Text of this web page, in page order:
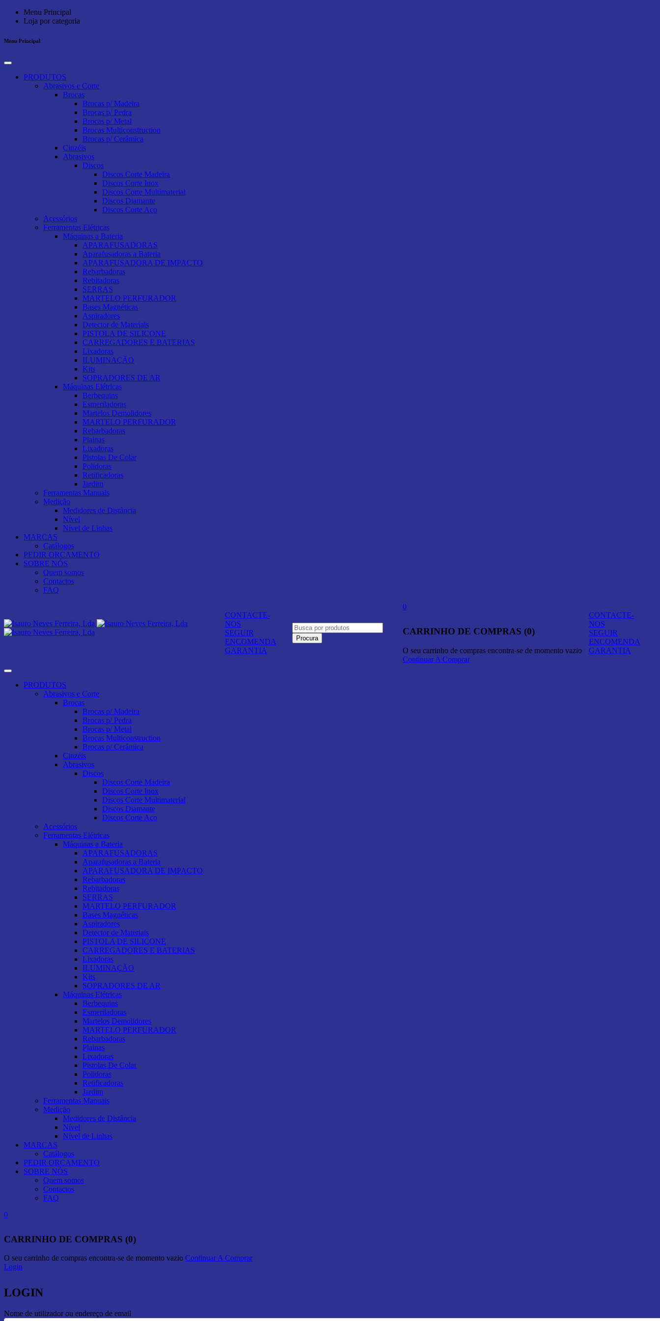
Menu Principal
Loja por categoria
Menu Principal
PRODUTOS
Abrasivos e Corte
Brocas
Brocas p/ Madeira
Brocas p/ Pedra
Brocas p/ Metal
Brocas Multiconstruction
Brocas p/ Cerâmica
Cinzéis
Abrasivos
Discos
Discos Corte Madeira
Discos Corte Inox
Discos Corte Multimaterial
Discos Diamante
Discos Corte Aço
Acessórios
Ferramentas Elétricas
Máquinas a Bateria
APARAFUSADORAS
Aparafusadoras a Bateria
APARAFUSADORA DE IMPACTO
Rebarbadoras
Rebitadoras
SERRAS
MARTELO PERFURADOR
Bases Magnéticas
Aspiradores
Detector de Materiais
PISTOLA DE SILICONE
CARREGADORES E BATERIAS
Lixadoras
ILUMINAÇÃO
Kits
SOPRADORES DE AR
Máquinas Elétricas
Berbequins
Esmeriladoras
Martelos Demolidores
MARTELO PERFURADOR
Rebarbadoras
Plainas
Lixadoras
Pistolas De Colar
Polidoras
Retificadoras
Jardim
Ferramentas Manuais
Medição
Medidores de Distância
Nível
Nível de Linhas
MARCAS
Catálogos
PEDIR ORÇAMENTO
SOBRE NÓS
Quem somos
Contactos
FAQ
CONTACTE-
NOS
SEGUIR
ENCOMENDA
GARANTIA
0
CARRINHO DE COMPRAS (0)
O seu carrinho de compras encontra-se de momento vazio
Continuar A Comprar
CONTACTE-
NOS
SEGUIR
ENCOMENDA
GARANTIA
PRODUTOS
Abrasivos e Corte
Brocas
Brocas p/ Madeira
Brocas p/ Pedra
Brocas p/ Metal
Brocas Multiconstruction
Brocas p/ Cerâmica
Cinzéis
Abrasivos
Discos
Discos Corte Madeira
Discos Corte Inox
Discos Corte Multimaterial
Discos Diamante
Discos Corte Aço
Acessórios
Ferramentas Elétricas
Máquinas a Bateria
APARAFUSADORAS
Aparafusadoras a Bateria
APARAFUSADORA DE IMPACTO
Rebarbadoras
Rebitadoras
SERRAS
MARTELO PERFURADOR
Bases Magnéticas
Aspiradores
Detector de Materiais
PISTOLA DE SILICONE
CARREGADORES E BATERIAS
Lixadoras
ILUMINAÇÃO
Kits
SOPRADORES DE AR
Máquinas Elétricas
Berbequins
Esmeriladoras
Martelos Demolidores
MARTELO PERFURADOR
Rebarbadoras
Plainas
Lixadoras
Pistolas De Colar
Polidoras
Retificadoras
Jardim
Ferramentas Manuais
Medição
Medidores de Distância
Nível
Nível de Linhas
MARCAS
Catálogos
PEDIR ORÇAMENTO
SOBRE NÓS
Quem somos
Contactos
FAQ
0
CARRINHO DE COMPRAS (0)
O seu carrinho de compras encontra-se de momento vazio Continuar A Comprar
Login
LOGIN
Nome de utilizador ou endereço de email